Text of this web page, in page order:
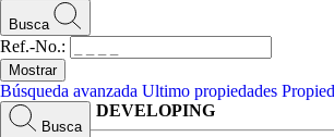
Busca
Ref.-No.:
Búsqueda avanzada Ultimo propiedades
Busca
IBIZA ONE DEVELOPING